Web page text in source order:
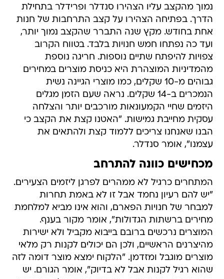
נמוך מהקצב עליו הצהירו סנדלר ופרידלר בתחילת
הדרך. בפתיחה הצהירו על קצב התרחבות של חנות
אחת בחודש. מקץ שנה התברר שהקצב נמוך יותר,
ועד כה נפתחו חמש חנויות בלבד. בטווח הקרוב
צפויות להיפתח שתיים נוספות. חריגה נוספת
מהמדיניות המוצהרת היא כניסת מוצרים במחירים
גבוהים מ-10 שקלים, כמו מוצרי הגיינה נשית
הנמכרים ב-14 שקלים. נראה שעם הזמן מגלים
היזמים שחיי הקמעונאות מורכבים יותר והצלחה
עסקית מחייבת גמישות. "האטנו קצת את הקצב כי
הבנו שאנחנו צריכים ללמוד קצת ולהתאים את
עצמנו", אומר סנדלר.
מכחישים כוונה להתרחב
המתחרים כרגיל לא ממהרים לפרגן ליזמים הצעירים.
"יש להם רעיון נחמד אבל זו לא באמת תחרות
למבחר של חנויות הפארם, והוא אינו מביא למלחמת
מחירים ברשתות הגדולות", אומר מקור בענף.
המוצרים נרכשים ברובם בייבוא מקביל ולא ישירות
מהיצרנים הראשיים, ולכן הם יכולים לקנות רק מלאי
מוצרים מוגבל ומזדמן. "הלקוח ימצא מוצר דומה לזה
שהוא רגיל לקנות אבל לא בדיוק", אומר הגורם. יש